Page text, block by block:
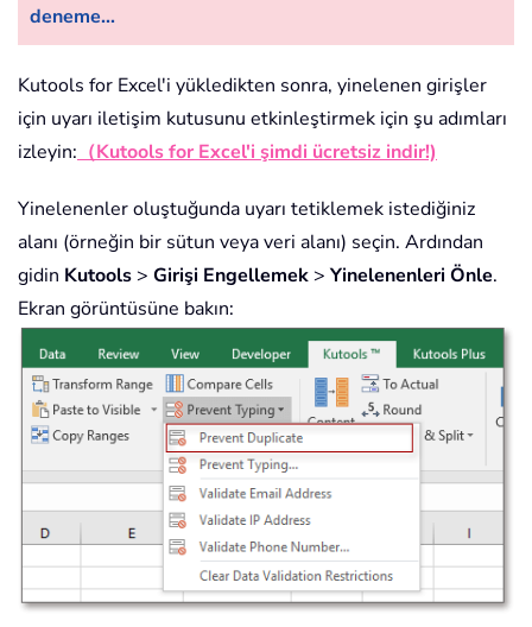
deneme...
Kutools for Excel'i yükledikten sonra, yinelenen girişler
için uyarı iletişim kutusunu etkinleştirmek için şu adımları
izleyin: （Kutools for Excel'i şimdi ücretsiz indir!)
Yinelenenler oluştuğunda uyarı tetiklemek istediğiniz
alanı (örneğin bir sütun veya veri alanı) seçin. Ardından
gidin Kutools > Girişi Engellemek > Yinelenenleri Önle.
Ekran görüntüsüne bakın: